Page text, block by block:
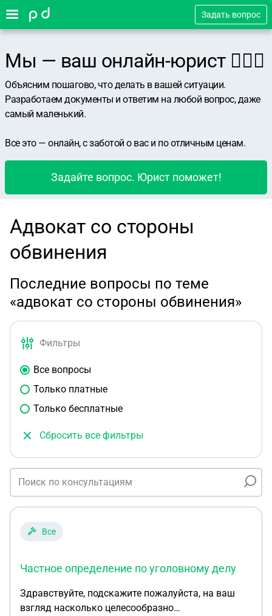
Задать вопрос
Мы — ваш онлайн-юрист 👨🏻‍⚖️
Объясним пошагово, что делать в вашей ситуации.
Разработаем документы и ответим на любой вопрос, даже
самый маленький.
Все это — онлайн, с заботой о вас и по отличным ценам.
Задайте вопрос. Юрист поможет!
Адвокат со стороны
обвинения
Последние вопросы по теме
«адвокат со стороны обвинения»
Фильтры
Все вопросы
Только платные
Только бесплатные
Сбросить все фильтры
Все
Частное определение по уголовному делу
Здравствуйте, подскажите пожалуйста, на ваш
взгляд насколько целесообразно